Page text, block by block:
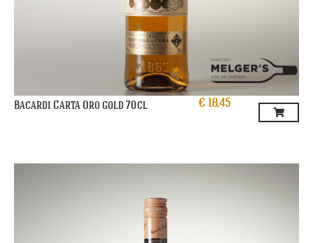
Bacardi Carta Oro gold 70cl € 18,45